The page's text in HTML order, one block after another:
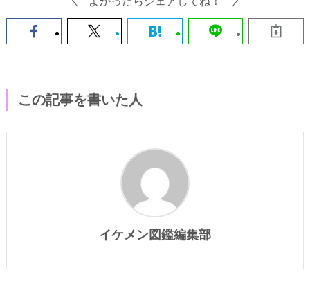
この記事を書いた人
イケメン図鑑編集部